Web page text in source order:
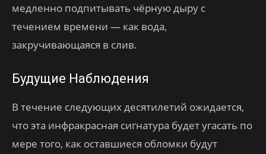
медленно подпитывать чёрную дыру с
течением времени — как вода,
закручивающаяся в слив.
Будущие Наблюдения
В течение следующих десятилетий ожидается,
что эта инфракрасная сигнатура будет угасать по
мере того, как оставшиеся обломки будут